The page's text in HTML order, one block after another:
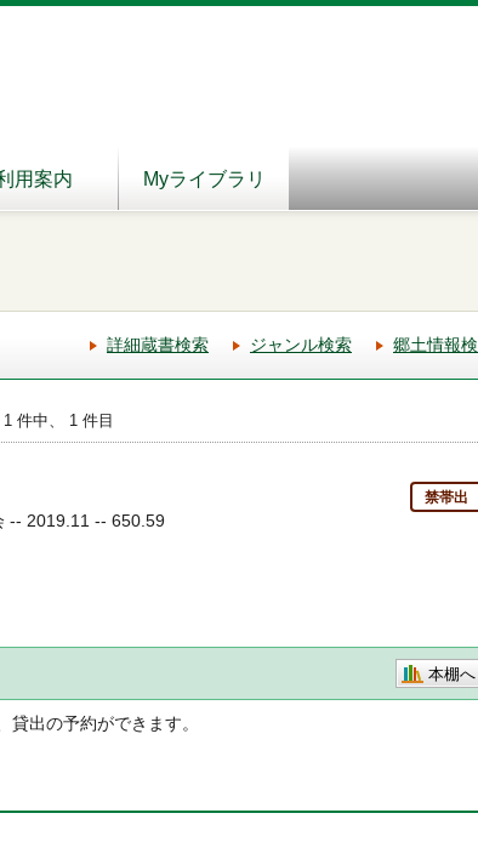
用案内 Myライブラリ
詳細蔵書検索 ジャンル検索 郷土情報
1 件中、 1 件目
禁帯出
-- 2019.11 -- 650.59
本棚へ
出の予約ができます。